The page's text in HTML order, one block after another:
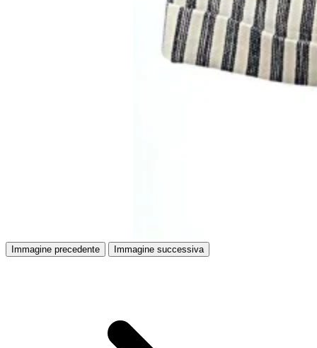
Immagine precedente Immagine successiva